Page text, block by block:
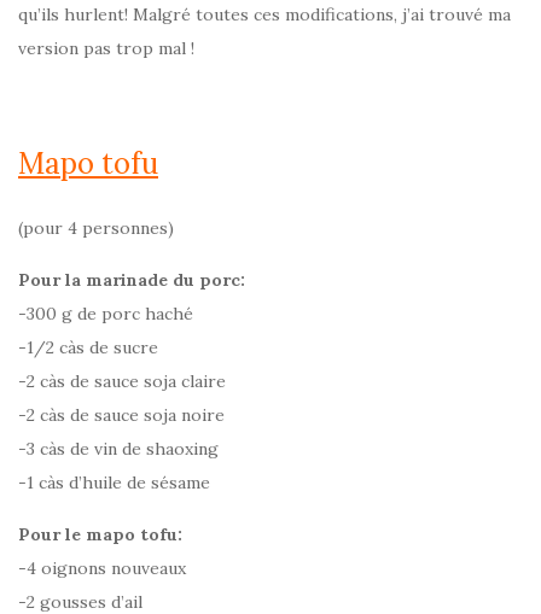
qu’ils hurlent! Malgré toutes ces modifications, j’ai trouvé ma
version pas trop mal !
Mapo tofu
(pour 4 personnes)
Pour la marinade du porc:
-300 g de porc haché
-1/2 càs de sucre
-2 càs de sauce soja claire
-2 càs de sauce soja noire
-3 càs de vin de shaoxing
-1 càs d’huile de sésame
Pour le mapo tofu:
-4 oignons nouveaux
-2 gousses d’ail